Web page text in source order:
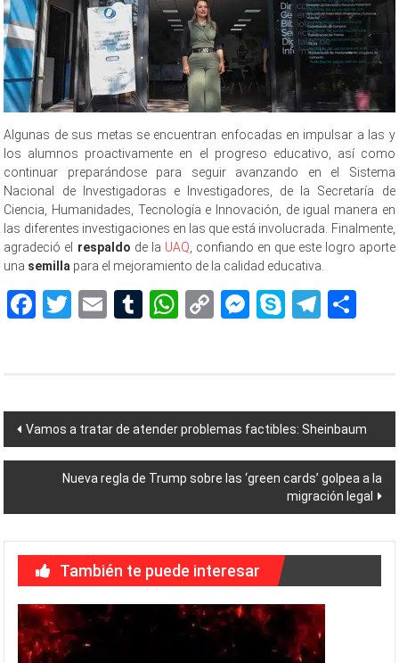
Algunas de sus metas se encuentran enfocadas en impulsar a las y
los alumnos proactivamente en el progreso educativo, así como
continuar preparándose para seguir avanzando en el Sistema
Nacional de Investigadoras e Investigadores, de la Secretaría de
Ciencia, Humanidades, Tecnología e Innovación, de igual manera en
las diferentes investigaciones en las que está involucrada. Finalmente,
agradeció el respaldo de la UAQ, confiando en que este logro aporte
una semilla para el mejoramiento de la calidad educativa.
Facebook
Twitter
EmailTumblr
WhatsApp
CopyMessenger
Skype
Navegación
de
entradas
Vamos a tratar de atender problemas factibles: Sheinbaum
Nueva regla de Trump sobre las ‘green cards’ golpea a la
migración legal
También te puede interesar